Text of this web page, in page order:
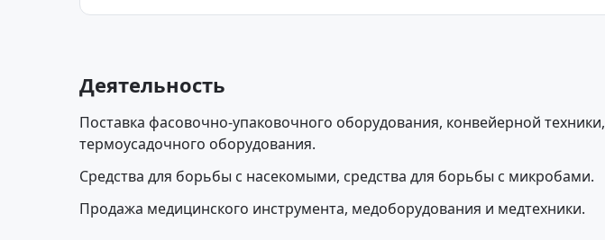
Деятельность
Поставка фасовочно-упаковочного оборудования, конвейерной техники,
термоусадочного оборудования.
Средства для борьбы с насекомыми, средства для борьбы с микробами.
Продажа медицинского инструмента, медоборудования и медтехники.